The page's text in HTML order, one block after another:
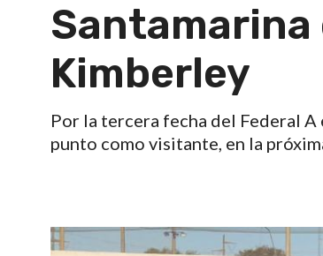
Santamarina
Kimberley
Por la tercera fecha del Federal
punto como visitante, en la